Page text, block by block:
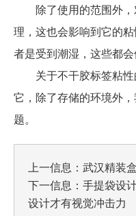
除了使用的范围外，
理，这也会影响到它的
者是受到潮湿，这些都会
关于不干胶标签粘性
它，除了存储的环境外
题。
上一信息： 武汉精装
下一信息： 手提袋设
设计才有视觉冲击力